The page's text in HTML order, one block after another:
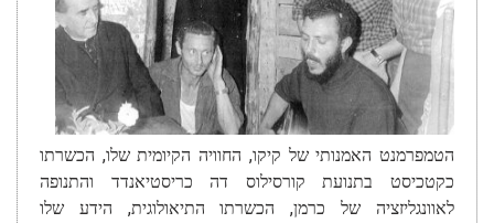
הטמפרמנט האמנותי של קיקו, החוויה הקיומית שלו, הכשרתו
כקטכיסט בתנועת קורסילוס דה כריסטיאנדד והתנופה
לאוונגליזציה של כרמן, הכשרתו התיאולוגית, הידע שלו